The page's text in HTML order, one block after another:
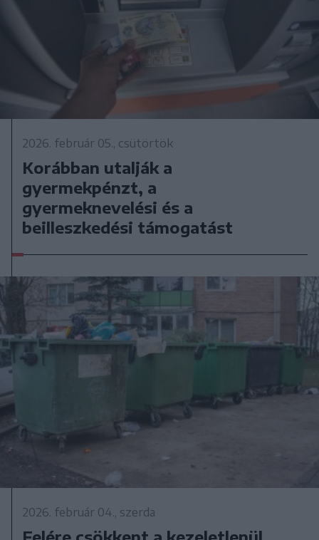
2026. február 05., csütörtök
Korábban utalják a
gyermekpénzt, a
gyermeknevelési és a
beilleszkedési támogatást
2026. február 04., szerda